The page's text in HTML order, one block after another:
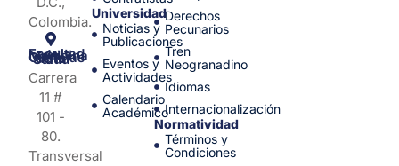
Colombia.
Facultad de Medicina y Ciencias de la Salud
Carrera
11 #
101 -
80.
Transversal
Universidad
Noticias y
Publicaciones
Eventos y
Actividades
Calendario
Académico
Derechos
Pecunarios
Tren
Neogranadino
Idiomas
Internacionalización
Normatividad
Términos y
Condiciones